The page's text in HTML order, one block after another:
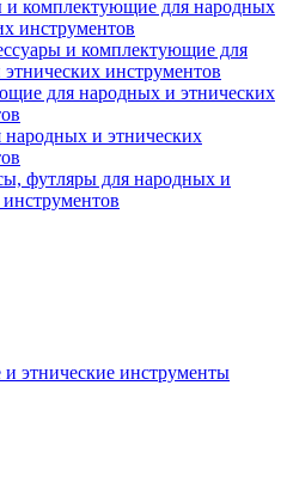
и комплектующие для народных
инструментов
и комплектующие для
инструментов
для народных и этнических
и этнических
футляры для народных и
этнические инструменты